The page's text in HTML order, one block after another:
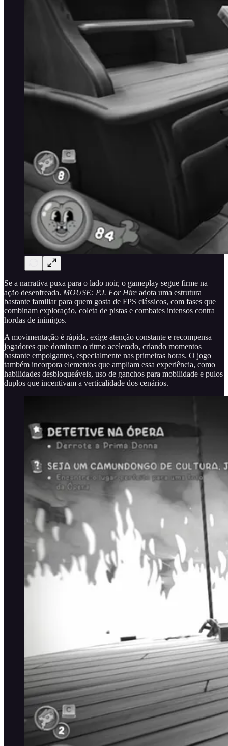
Se a narrativa puxa para o lado noir, o gameplay segue firme na
ação desenfreada. MOUSE: P.I. For Hire adota uma estrutura
bastante familiar para quem gosta de FPS clássicos, com fases que
combinam exploração, coleta de pistas e combates intensos contra
hordas de inimigos.
A movimentação é rápida, exige atenção constante e recompensa
jogadores que dominam o ritmo acelerado, criando momentos
bastante empolgantes, especialmente nas primeiras horas. O jogo
também incorpora elementos que ampliam essa experiência, como
habilidades desbloqueáveis, uso de ganchos para mobilidade e pulos
duplos que incentivam a verticalidade dos cenários.